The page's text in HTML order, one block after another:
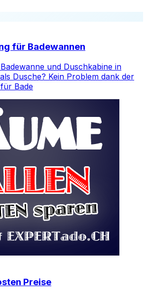
für Badewannen
und Duschkabine in
Dusche? Kein Problem dank der
Bade
Preise